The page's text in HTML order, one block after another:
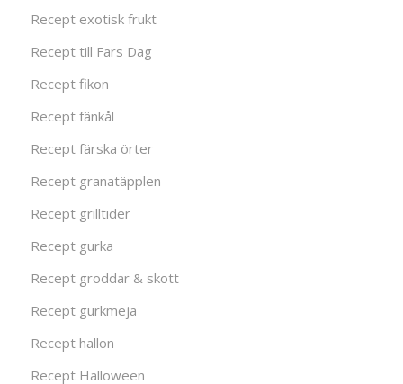
Recept exotisk frukt
Recept till Fars Dag
Recept fikon
Recept fänkål
Recept färska örter
Recept granatäpplen
Recept grilltider
Recept gurka
Recept groddar & skott
Recept gurkmeja
Recept hallon
Recept Halloween